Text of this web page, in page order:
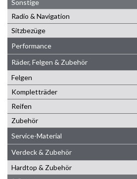
Sonstige
Radio & Navigation
Sitzbezüge
Performance
Räder, Felgen & Zubehör
Felgen
Kompletträder
Reifen
Zubehör
Service-Material
Verdeck & Zubehör
Hardtop & Zubehör